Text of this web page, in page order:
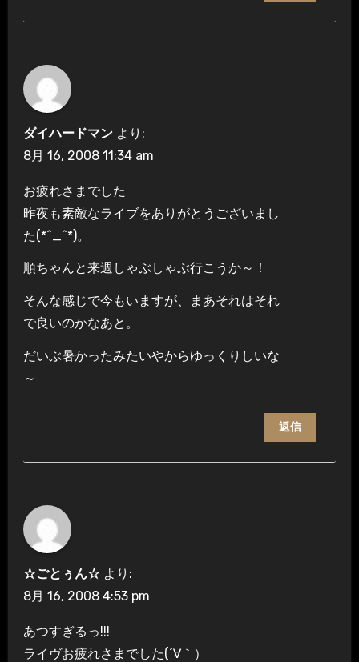
ダイハードマン より:
8月 16, 2008 11:34 am
お疲れさまでした
昨夜も素敵なライブをありがとうございまし
た(*^_^*)。
順ちゃんと来週しゃぶしゃぶ行こうか～！
そんな感じで今もいますが、まあそれはそれ
で良いのかなあと。
だいぶ暑かったみたいやからゆっくりしいな
～
返信
☆ごとぅん☆ より:
8月 16, 2008 4:53 pm
あつすぎるっ!!!
ライヴお疲れさまでした(´∀｀）